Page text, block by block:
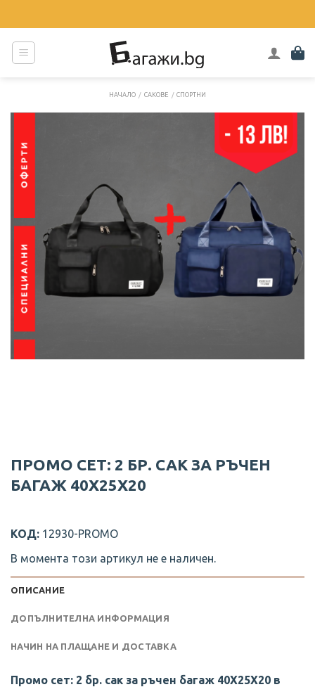
to
content
НАЧАЛО / САКОВЕ / СПОРТНИ
ПРОМО СЕТ: 2 БР. САК ЗА РЪЧЕН
БАГАЖ 40Х25Х20
КОД: 12930-PROMO
В момента този артикул не е наличен.
ОПИСАНИЕ
ДОПЪЛНИТЕЛНА ИНФОРМАЦИЯ
НАЧИН НА ПЛАЩАНЕ И ДОСТАВКА
Промо сет: 2 бр. сак за ръчен багаж 40Х25Х20 в